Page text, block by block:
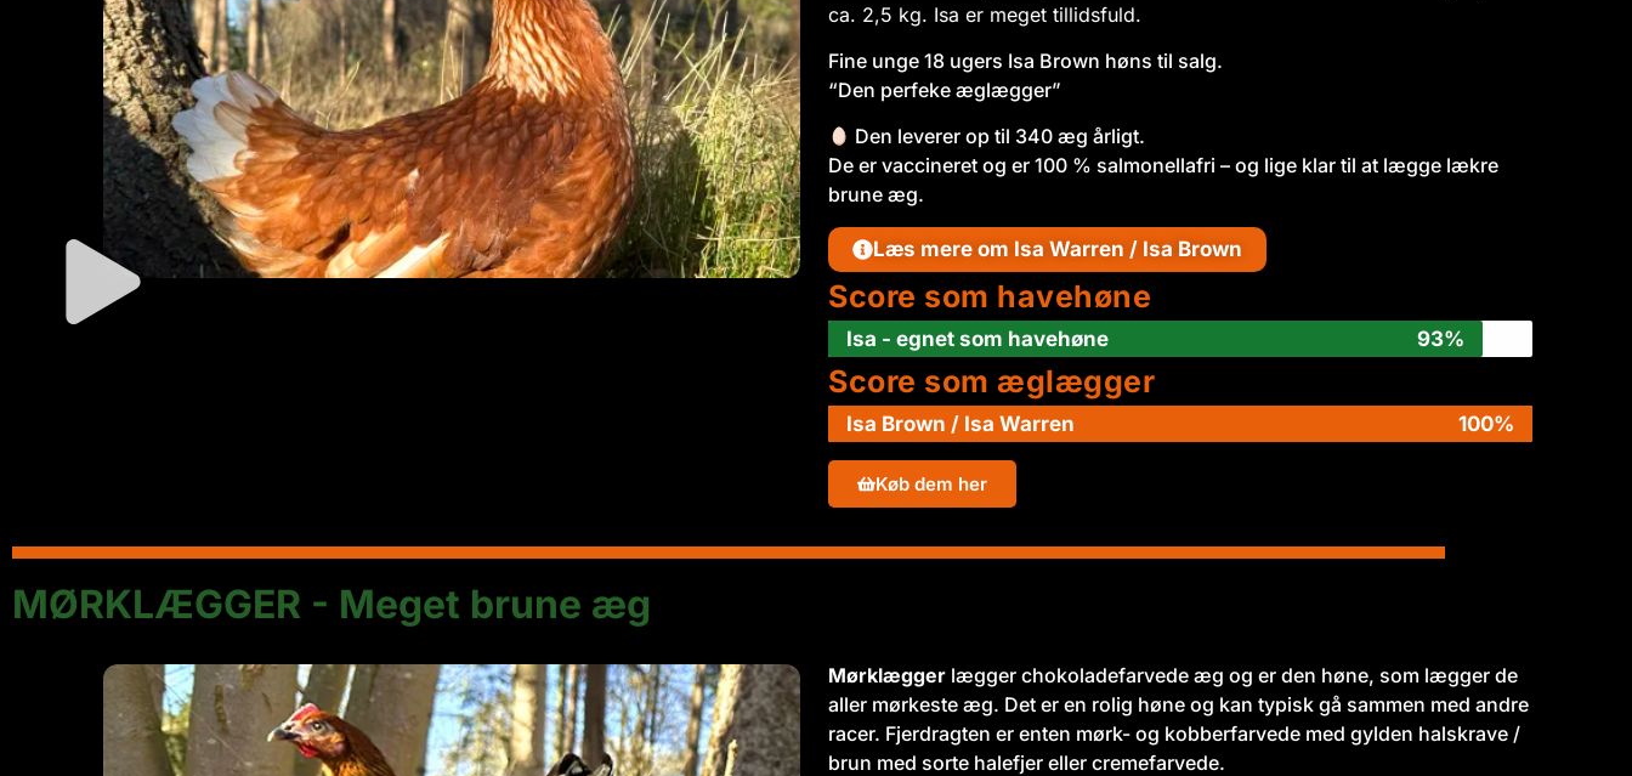
ca. 2,5 kg. Isa er meget tillidsfuld.
Fine unge 18 ugers Isa Brown høns til salg.
“Den perfeke æglægger”
Den leverer op til 340 æg årligt.
De er vaccineret og er 100 % salmonellafri – og lige klar til at lægge lækre
brune æg.
Læs mere om Isa Warren / Isa Brown
Score som havehøne
Isa - egnet som havehøne 93%
Score som æglægger
Isa Brown / Isa Warren 100%
Køb dem her
MØRKLÆGGER - Meget brune æg
Mørklægger lægger chokoladefarvede æg og er den høne, som lægger de
aller mørkeste æg. Det er en rolig høne og kan typisk gå sammen med andre
racer. Fjerdragten er enten mørk- og kobberfarvede med gylden halskrave /
brun med sorte halefjer eller cremefarvede.